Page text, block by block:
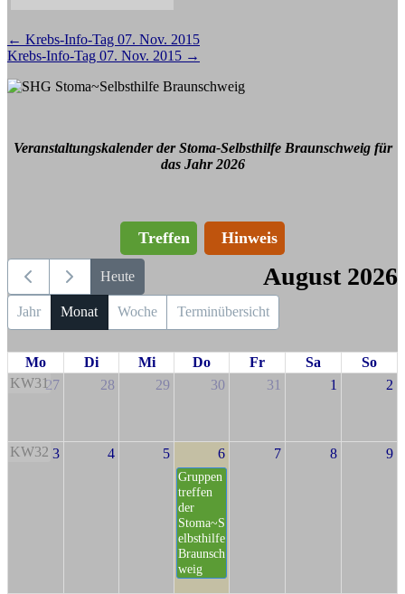
Beitragsnavigation
← Krebs-Info-Tag 07. Nov. 2015
Krebs-Info-Tag 07. Nov. 2015 →
Veranstaltungskalender der Stoma-Selbsthilfe Braunschweig für
das Jahr 2026
Treffen Hinweis
Heute August 2026
Jahr Monat Woche Terminübersicht
Mo Di Mi Do Fr Sa
So
KW3127 28 29 30 31 1 2
KW32 3 4 5 6
Gruppen
treffen
der
Stoma~S
elbsthilfe
Braunsch
weig
7 8 9